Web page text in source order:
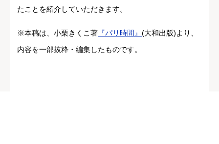
たことを紹介していただきます。
※本稿は、小栗きくこ著 『パリ時間』 (大和出版)より、
内容を一部抜粋・編集したものです。